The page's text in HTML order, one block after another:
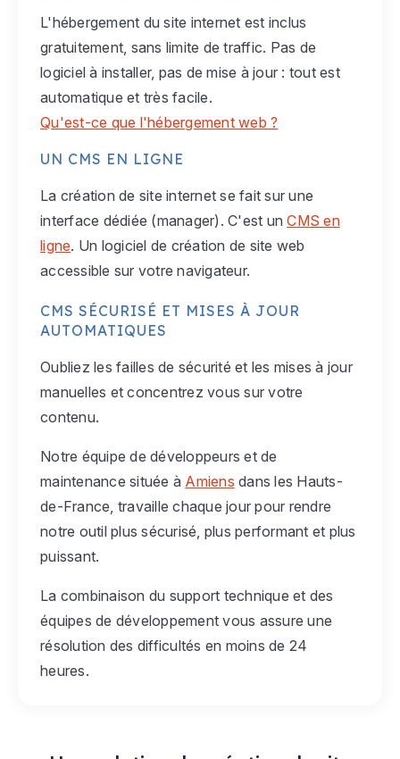
L'hébergement du site internet est inclus
gratuitement, sans limite de traffic. Pas de
logiciel à installer, pas de mise à jour : tout est
automatique et très facile.
Qu'est-ce que l'hébergement web ?
UN CMS EN LIGNE
La création de site internet se fait sur une
interface dédiée (manager). C'est unCMS en
ligne. Un logiciel de création de site web
accessible sur votre navigateur.
CMS SÉCURISÉ ET MISES À JOUR
AUTOMATIQUES
Oubliez les failles de sécurité et les mises à jour
manuelles et concentrez vous sur votre
contenu.
Notre équipe de développeurs et de
maintenance située à Amiens dans les Hauts-
de-France, travaille chaque jour pour rendre
notre outil plus sécurisé, plus performant et plus
puissant.
La combinaison du support technique et des
équipes de développement vous assure une
résolution des difficultés en moins de 24
heures.